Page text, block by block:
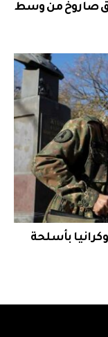
صاروخ من وسط
بأسلحة